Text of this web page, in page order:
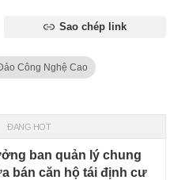
Sao chép link
Công Nghệ Cao
ĐANG HOT
ban quản lý chung
bán căn hộ tái định cư